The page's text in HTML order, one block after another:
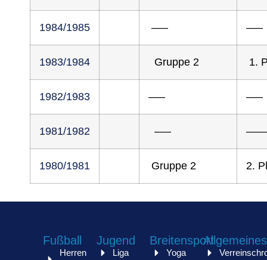
1984/1985 —– —–
1983/1984 Gruppe 2 1.
1982/1983 —– —–
1981/1982 —– ——
1980/1981 Gruppe 2 2.
Fußball
Herren
Jugend
Liga
Breitensport
Yoga
Allgemeines